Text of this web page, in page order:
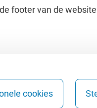
footer van de
cookies